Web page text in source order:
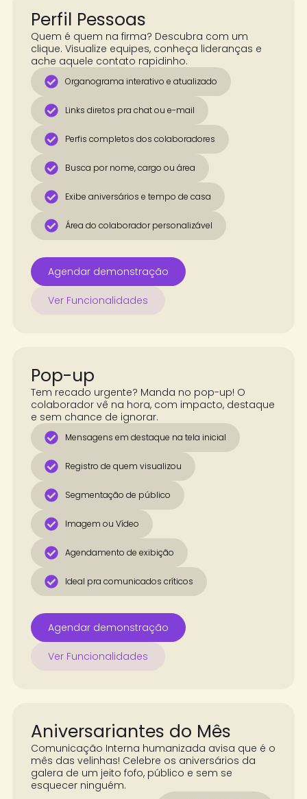
Perfil Pessoas
Quem é quem na firma? Descubra com um
clique. Visualize equipes, conheça lideranças e
ache aquele contato rapidinho.
Organograma interativo e atualizado
Links diretos pra chat ou e-mail
Perfis completos dos colaboradores
Busca por nome, cargo ou área
Exibe aniversários e tempo de casa
Área do colaborador personalizável
Agendar demonstração
Ver Funcionalidades
Pop-up
Tem recado urgente? Manda no pop-up! O
colaborador vê na hora, com impacto, destaque
e sem chance de ignorar.
Mensagens em destaque na tela inicial
Registro de quem visualizou
Segmentação de público
Imagem ou Vídeo
Agendamento de exibição
Ideal pra comunicados críticos
Agendar demonstração
Ver Funcionalidades
Aniversariantes do Mês
Comunicação Interna humanizada avisa que é o
mês das velinhas! Celebre os aniversários da
galera de um jeito fofo, público e sem se
esquecer ninguém.